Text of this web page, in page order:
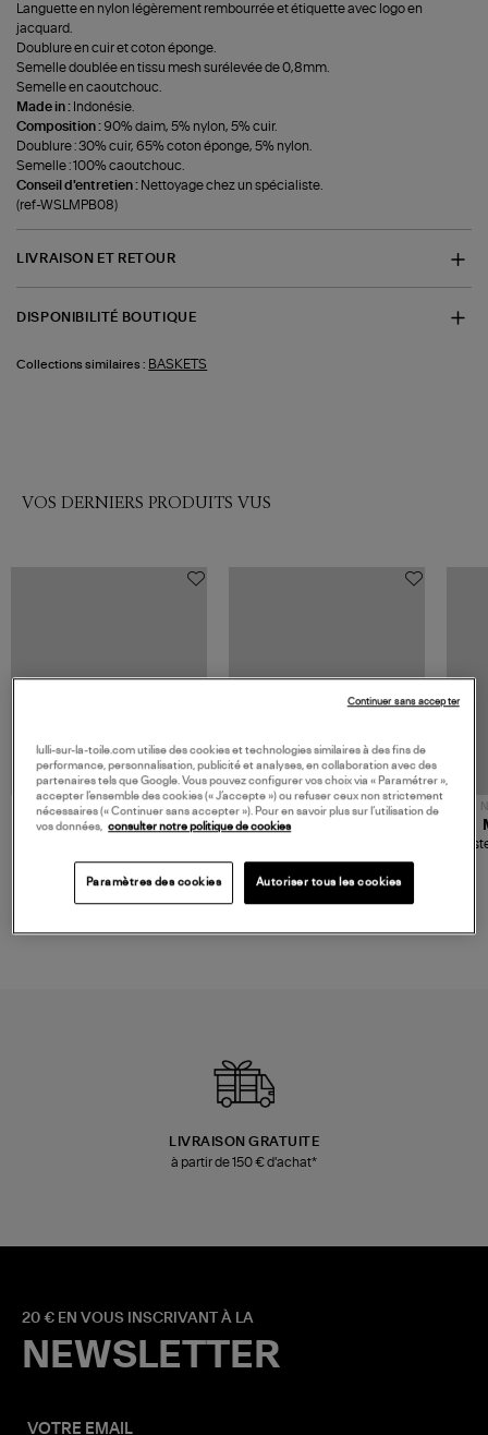
Languette en nylon légèrement rembourrée et étiquette avec logo en
jacquard.
Doublure en cuir et coton éponge.
Semelle doublée en tissu mesh surélevée de 0,8mm.
Semelle en caoutchouc.
Made in : Indonésie.
Composition : 90% daim, 5% nylon, 5% cuir.
Doublure : 30% cuir, 65% coton éponge, 5% nylon.
Semelle : 100% caoutchouc.
Conseil d'entretien : Nettoyage chez un spécialiste.
(ref-WSLMPB08)
LIVRAISON ET RETOUR
DISPONIBILITÉ BOUTIQUE
Collections similaires : BASKETS
VOS DERNIERS PRODUITS VUS
480,00 €
JEROME DREYFUSS
Champagne
NOUVELLE COLLECTION
189,00 €
Mousse
LIVRAISON GRATUITE
à partir de 150 € d'achat*
20 € EN VOUS INSCRIVANT À LA
NEWSLETTER
lulli-sur-la-toile.com utilise des cookies et technologies similaires à des fins de
performance, personnalisation, publicité et analyses, en collaboration avec des
partenaires tels que Google. Vous pouvez configurer vos choix via « Paramétrer »,
accepter l’ensemble des cookies (« J’accepte ») ou refuser ceux non strictement
nécessaires (« Continuer sans accepter »). Pour en savoir plus sur l’utilisation de
vos données,
consulter notre politique de cookies
Paramètres des cookies Autoriser tous les cookies
Continuer sans accepter